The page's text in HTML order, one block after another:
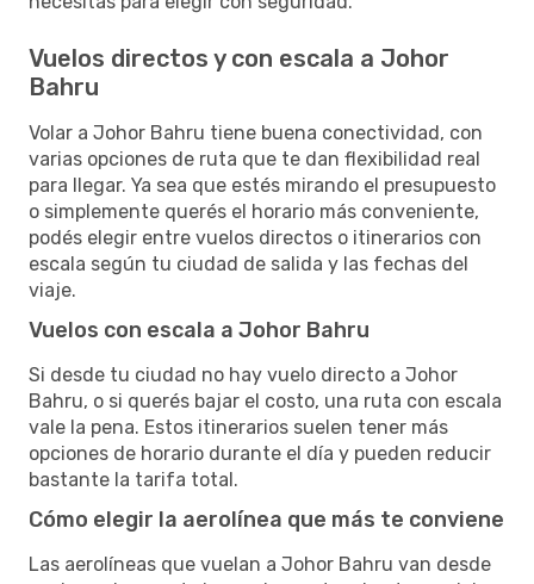
Vuelos directos y con escala a Johor
Bahru
Volar a Johor Bahru tiene buena conectividad, con
varias opciones de ruta que te dan flexibilidad real
para llegar. Ya sea que estés mirando el presupuesto
o simplemente querés el horario más conveniente,
podés elegir entre vuelos directos o itinerarios con
escala según tu ciudad de salida y las fechas del
viaje.
Vuelos con escala a Johor Bahru
Si desde tu ciudad no hay vuelo directo a Johor
Bahru, o si querés bajar el costo, una ruta con escala
vale la pena. Estos itinerarios suelen tener más
opciones de horario durante el día y pueden reducir
bastante la tarifa total.
Cómo elegir la aerolínea que más te conviene
Las aerolíneas que vuelan a Johor Bahru van desde